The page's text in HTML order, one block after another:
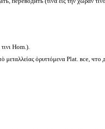
Hom.).
ὀρυττόμενα Plat. все,